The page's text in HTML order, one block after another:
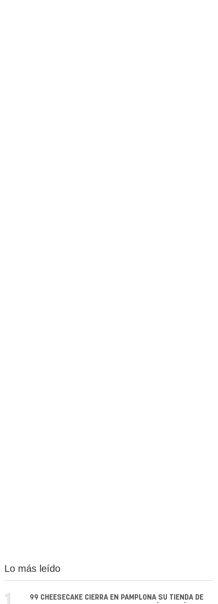
Lo más leído
99 CHEESECAKE CIERRA EN PAMPLONA SU TIENDA DE